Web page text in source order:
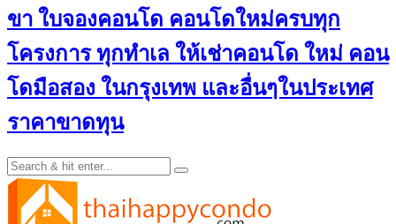
ขา ใบจองคอนโด คอนโดใหม่ครบทุก
โครงการ ทุกทำเล ให้เช่าคอนโด ใหม่ คอน
โดมือสอง ในกรุงเทพ และอื่นๆในประเทศ
ราคาขาดทุน